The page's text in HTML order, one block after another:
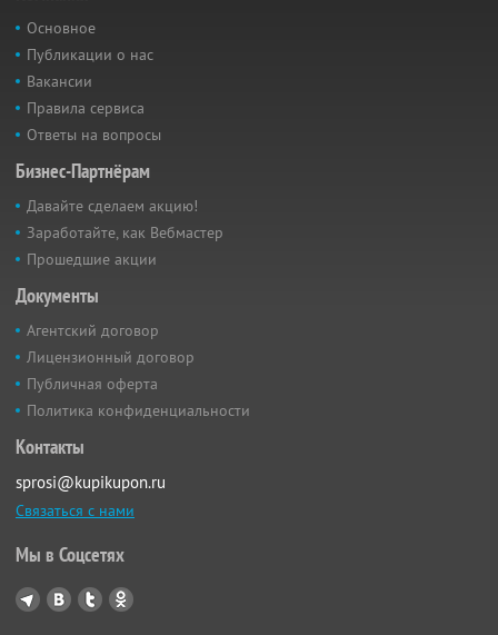
Основное
Публикации о нас
Вакансии
Правила сервиса
Ответы на вопросы
Бизнес-Партнёрам
Давайте сделаем акцию!
Заработайте, как Вебмастер
Прошедшие акции
Документы
Агентский договор
Лицензионный договор
Публичная оферта
Политика конфиденциальности
Контакты
sprosi@kupikupon.ru
Связаться с нами
Мы в Соцсетях